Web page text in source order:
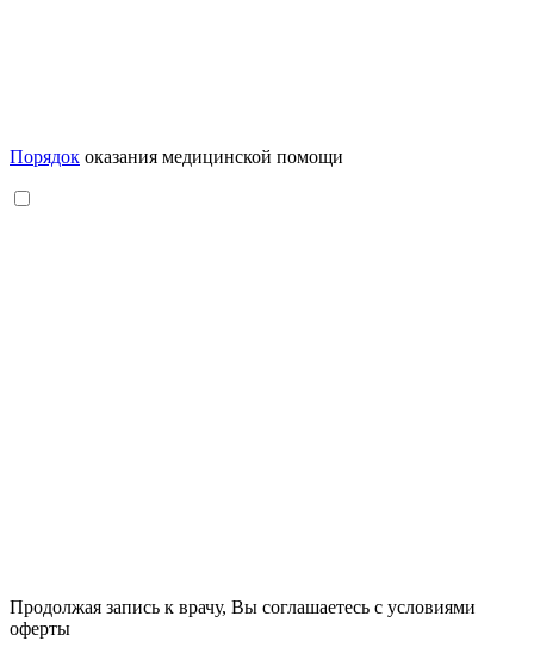
Порядок оказания медицинской помощи
Продолжая запись к врачу, Вы соглашаетесь с условиями
оферты